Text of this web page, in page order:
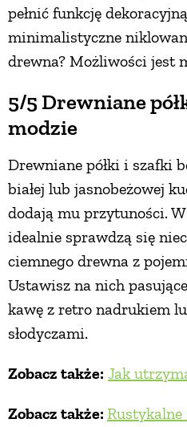
pełnić funkcję
minimalistyczne
drewna? Możliwości jest
5/5 Drewniane
modzie
Drewniane półki i szafki
białej lub jasnobeżowej
dodają mu przytuności.
idealnie sprawdzą się
ciemnego drewna z
Ustawisz na nich
kawę z retro nadrukiem
słodyczami.
Zobacz także: Jak
Zobacz także: